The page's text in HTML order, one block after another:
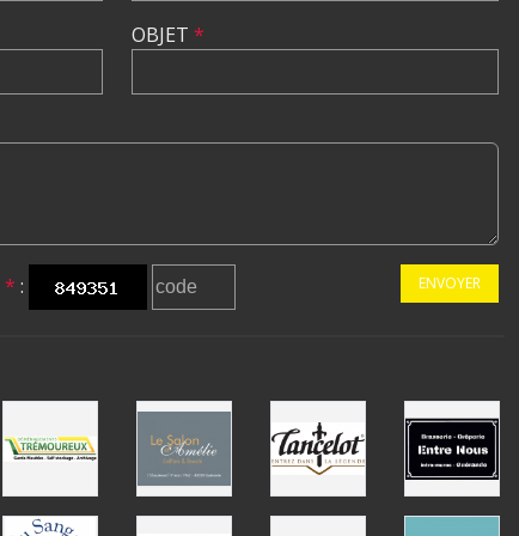
OBJET *
* : ENVOYER